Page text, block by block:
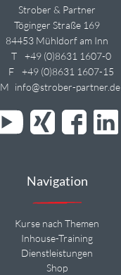
Strober & Partner
Töginger Straße 169
84453 Mühldorf am Inn
T
+49 (0)8631 1607-0
F
+49 (0)8631 1607-15
M info@strober-partner.de
Navigation
Kurse nach Themen
Inhouse-Training
Dienstleistungen
Shop